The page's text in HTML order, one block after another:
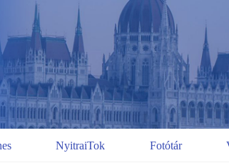
NyitraiTok Fotótár